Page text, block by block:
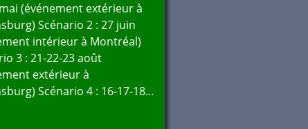
(événement extérieur à
Scénario 2 : 27 juin
intérieur à Montréal)
3 : 21-22-23 août
extérieur à
Scénario 4 : 16-17-18…